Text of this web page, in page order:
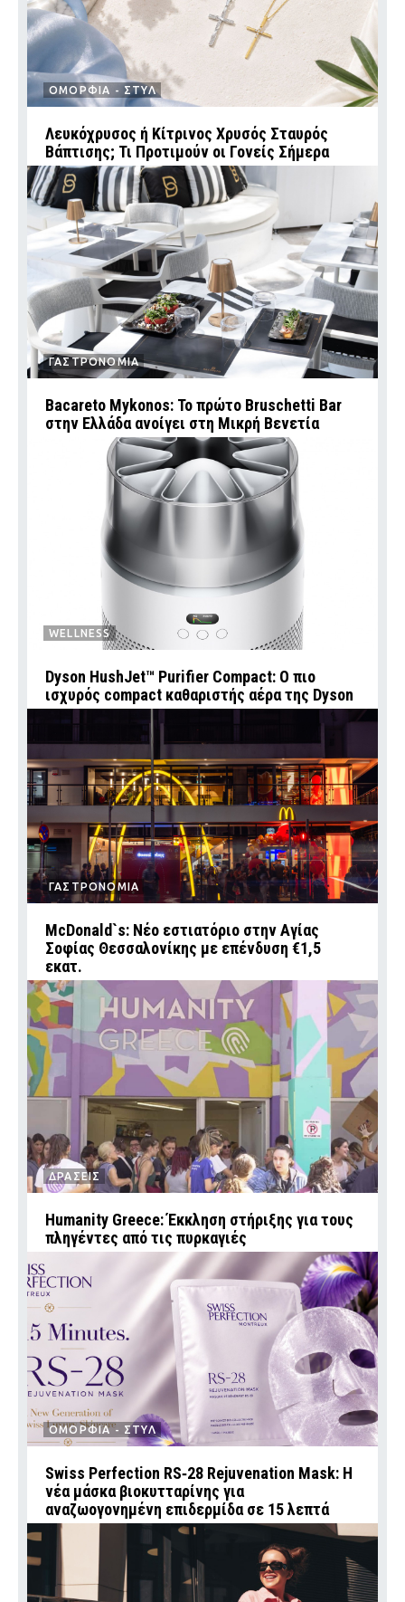
ΟΜΟΡΦΙΑ - ΣΤΥΛ
Λευκόχρυσος ή Κίτρινος Χρυσός Σταυρός
Βάπτισης; Τι Προτιμούν οι Γονείς Σήμερα
ΓΑΣΤΡΟΝΟΜΙΑ
Bacareto Mykonos: Το πρώτο Bruschetti Bar
στην Ελλάδα ανοίγει στη Μικρή Βενετία
WELLNESS
Dyson HushJet™ Purifier Compact: Ο πιο
ισχυρός compact καθαριστής αέρα της Dyson
ΓΑΣΤΡΟΝΟΜΙΑ
McDonald`s: Νέο εστιατόριο στην Αγίας
Σοφίας Θεσσαλονίκης με επένδυση €1,5
εκατ.
ΔΡΑΣΕΙΣ
Humanity Greece: Έκκληση στήριξης για τους
πληγέντες από τις πυρκαγιές
ΟΜΟΡΦΙΑ - ΣΤΥΛ
Swiss Perfection RS‑28 Rejuvenation Mask: Η
νέα μάσκα βιοκυτταρίνης για
αναζωογονημένη επιδερμίδα σε 15 λεπτά